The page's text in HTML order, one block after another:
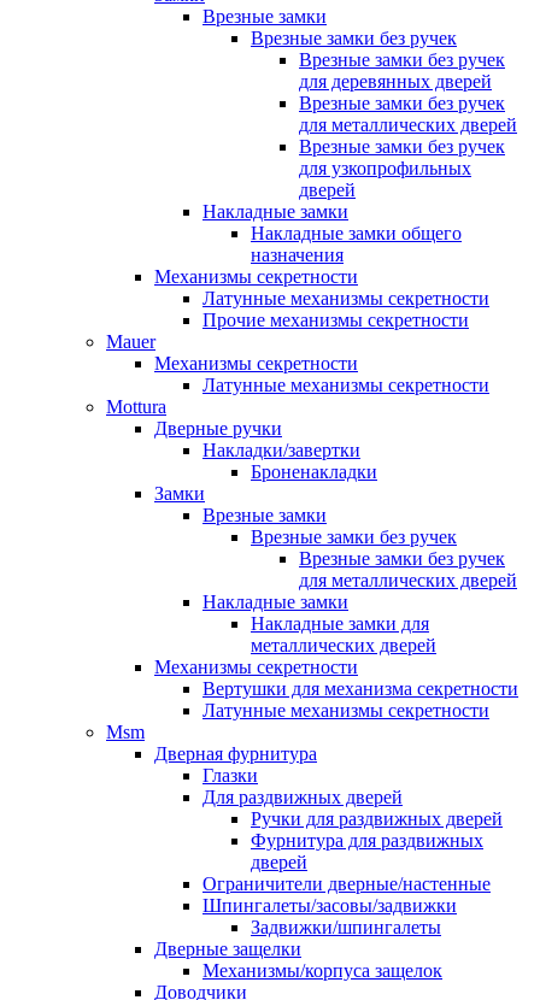
Врезные замки
Врезные замки без ручек
Врезные замки без ручек
для деревянных дверей
Врезные замки без ручек
для металлических дверей
Врезные замки без ручек
для узкопрофильных
дверей
Накладные замки
Накладные замки общего
назначения
Механизмы секретности
Латунные механизмы секретности
Прочие механизмы секретности
Mauer
Механизмы секретности
Латунные механизмы секретности
Mottura
Дверные ручки
Накладки/завертки
Броненакладки
Замки
Врезные замки
Врезные замки без ручек
Врезные замки без ручек
для металлических дверей
Накладные замки
Накладные замки для
металлических дверей
Механизмы секретности
Вертушки для механизма секретности
Латунные механизмы секретности
Msm
Дверная фурнитура
Глазки
Для раздвижных дверей
Ручки для раздвижных дверей
Фурнитура для раздвижных
дверей
Ограничители дверные/настенные
Шпингалеты/засовы/задвижки
Задвижки/шпингалеты
Дверные защелки
Механизмы/корпуса защелок
Доводчики